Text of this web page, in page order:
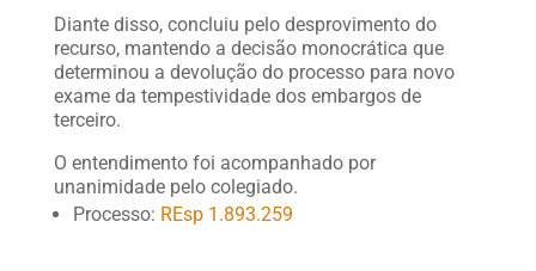
Diante disso, concluiu pelo desprovimento do
recurso, mantendo a decisão monocrática que
determinou a devolução do processo para novo
exame da tempestividade dos embargos de
terceiro.
O entendimento foi acompanhado por
unanimidade pelo colegiado.
Processo: REsp 1.893.259